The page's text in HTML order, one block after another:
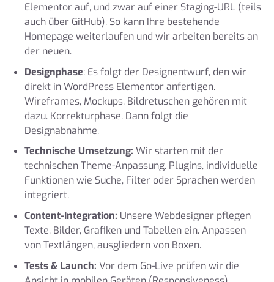
Elementor auf, und zwar auf einer Staging-URL (teils
auch über GitHub). So kann Ihre bestehende
Homepage weiterlaufen und wir arbeiten bereits an
der neuen.
Designphase: Es folgt der Designentwurf, den wir
direkt in WordPress Elementor anfertigen.
Wireframes, Mockups, Bildretuschen gehören mit
dazu. Korrekturphase. Dann folgt die
Designabnahme.
Technische Umsetzung: Wir starten mit der
technischen Theme-Anpassung. Plugins, individuelle
Funktionen wie Suche, Filter oder Sprachen werden
integriert.
Content-Integration: Unsere Webdesigner pflegen
Texte, Bilder, Grafiken und Tabellen ein. Anpassen
von Textlängen, ausgliedern von Boxen.
Tests & Launch: Vor dem Go-Live prüfen wir die